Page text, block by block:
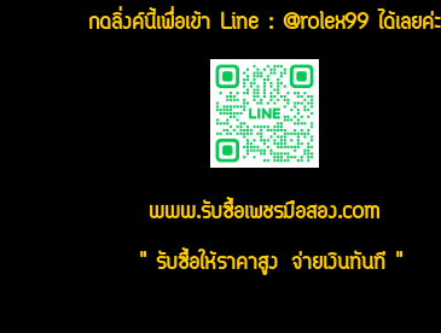
กดลิ่งค์นี้เพื่อเข้า Line : @rolex99 ได้เลยค่ะ
www.รับซื้อเพชรมือสอง.com
" รับซื้อให้ราคาสูง จ่ายเงินทันที "